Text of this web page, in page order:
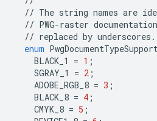
// The string names are
// PWG-raster documentation
// replaced by underscores .
enum
BLACK_1
= 1 ;
SGRAY_1
= 2 ;
ADOBE_RGB_8 = 3 ;
BLACK_8 = 4 ;
CMYK_8 = 5 ;